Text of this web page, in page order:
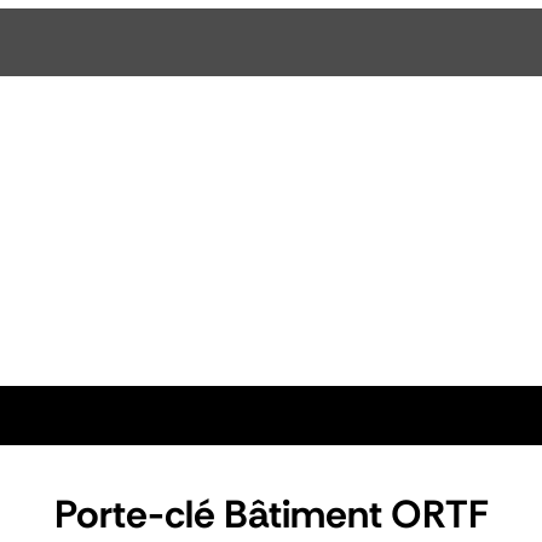
Porte-clé Bâtiment ORTF